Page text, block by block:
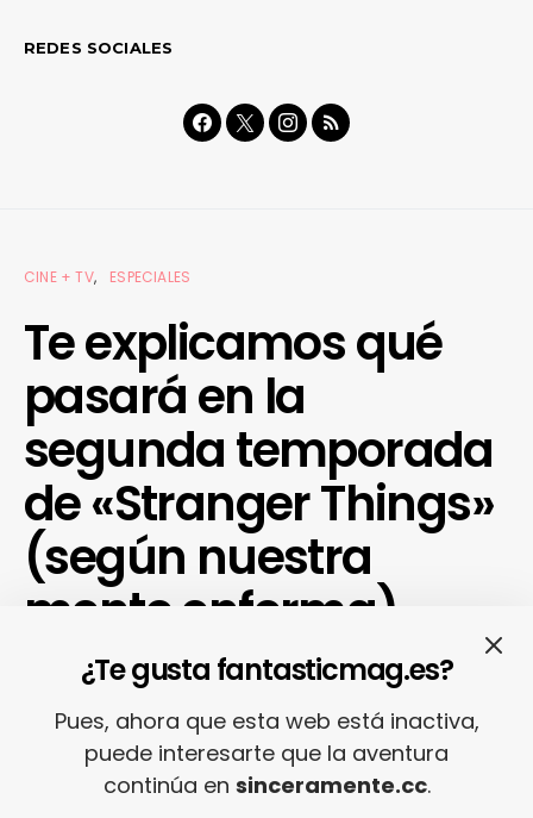
REDES SOCIALES
CINE + TV ESPECIALES
Te explicamos qué
pasará en la
segunda temporada
de «Stranger Things»
(según nuestra
mente enferma)
24/01/2017 REDACCIÓN
¿Te gusta fantasticmag.es?
Pues, ahora que esta web está inactiva,
puede interesarte que la aventura
continúa en sinceramente.cc.